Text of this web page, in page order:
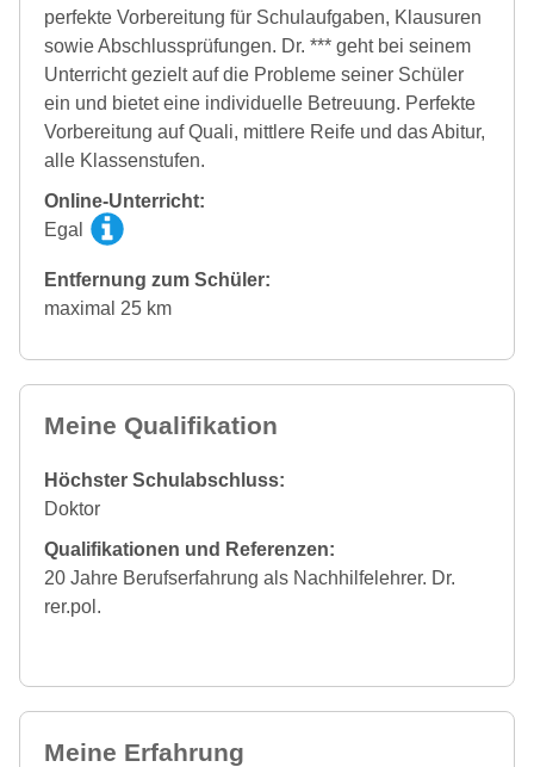
perfekte Vorbereitung für Schulaufgaben, Klausuren
sowie Abschlussprüfungen. Dr. *** geht bei seinem
Unterricht gezielt auf die Probleme seiner Schüler
ein und bietet eine individuelle Betreuung. Perfekte
Vorbereitung auf Quali, mittlere Reife und das Abitur,
alle Klassenstufen.
Online-Unterricht:
Egal
Entfernung zum Schüler:
maximal 25 km
Meine Qualifikation
Höchster Schulabschluss:
Doktor
Qualifikationen und Referenzen:
20 Jahre Berufserfahrung als Nachhilfelehrer. Dr.
rer.pol.
Meine Erfahrung